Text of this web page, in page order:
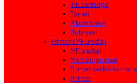
Ink cartridge
Toneri
Ribon trake
Bubnjevi
Printeri i MF uređaji
MF uređaji
Matrični printeri
Printeri velikih formata
Printeri